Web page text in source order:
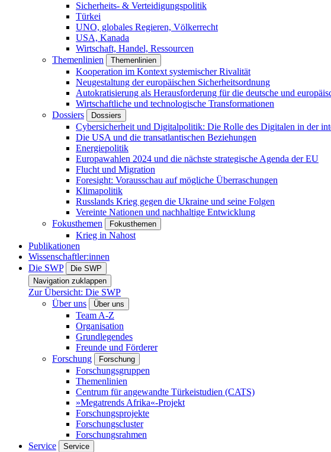
Sicherheits- & Verteidigungspolitik
Türkei
UNO, globales Regieren, Völkerrecht
USA, Kanada
Wirtschaft, Handel, Ressourcen
Themenlinien
Themenlinien
Kooperation im Kontext systemischer Rivalität
Neugestaltung der europäischen Sicherheitsordnung
Autokratisierung als Herausforderung für die deutsche und
Wirtschaftliche und technologische Transformationen
Dossiers
Dossiers
Cybersicherheit und Digitalpolitik: Die Rolle des Digitalen in der
Die USA und die transatlantischen Beziehungen
Energiepolitik
Europawahlen 2024 und die nächste strategische Agenda der EU
Flucht und Migration
Foresight: Vorausschau auf mögliche Überraschungen
Klimapolitik
Russlands Krieg gegen die Ukraine und seine Folgen
Vereinte Nationen und nachhaltige Entwicklung
Fokusthemen
Fokusthemen
Krieg in Nahost
Publikationen
Wissenschaftler:innen
Die SWP
Die SWP
Navigation zuklappen
Zur Übersicht: Die SWP
Über uns
Über uns
Team A-Z
Organisation
Grundlegendes
Freunde und Förderer
Forschung
Forschung
Forschungsgruppen
Themenlinien
Centrum für angewandte Türkeistudien (CATS)
»Megatrends Afrika«-Projekt
Forschungsprojekte
Forschungscluster
Forschungsrahmen
Service
Service